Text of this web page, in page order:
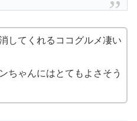
してくれるココグルメ凄い
ちゃんにはとてもよさそう